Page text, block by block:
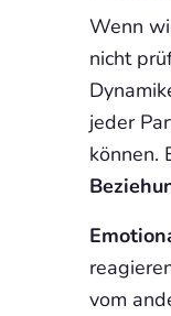
Wenn
nicht
jeder
können.
vom